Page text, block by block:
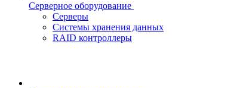
Серверное оборудование
Серверы
Системы хранения данных
RAID контроллеры